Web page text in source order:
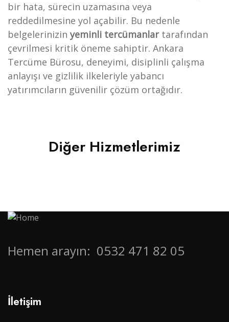
bir hata, sürecin uzamasına veya
reddedilmesine yol açabilir. Bu nedenle
belgelerinizin yeminli tercümanlartarafından
çevrilmesi kritik öneme sahiptir. Ankara
Tercüme Bürosu, deneyimi, disiplinli çalışma
anlayışı ve gizlilik ilkeleriyle yabancı
yatırımcıların güvenilir çözüm ortağıdır.
Diğer Hizmetlerimiz​
Hizmetlerimiz
Apostil /
Valilik
Tercüme
Hemen arayın: 0532 471 82 05
İletişim